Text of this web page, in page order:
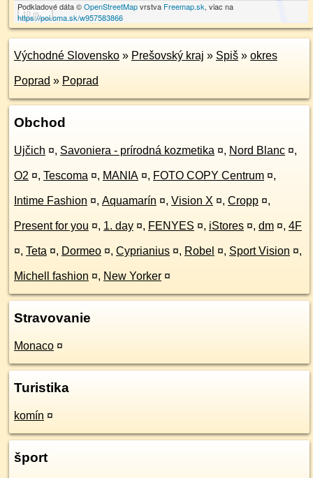
10 m
Podkladové dáta ©OpenStreetMapvrstva Freemap.sk, viac na
https://poi.oma.sk/w957583866
Východné Slovensko » Prešovský kraj » Spiš » okres
Poprad » Poprad
Obchod
Ujčich ¤, Savoniera - prírodná kozmetika ¤, Nord Blanc ¤,
O2 ¤, Tescoma ¤, MANIA ¤, FOTO COPY Centrum ¤,
Intime Fashion ¤, Aquamarín ¤, Vision X ¤, Cropp ¤,
Present for you ¤, 1. day ¤, FENYES ¤, iStores ¤, dm ¤, 4F
¤, Teta ¤, Dormeo ¤, Cyprianius ¤, Robel ¤, Sport Vision ¤,
Michell fashion ¤, New Yorker ¤
Stravovanie
Monaco ¤
Turistika
komín ¤
šport